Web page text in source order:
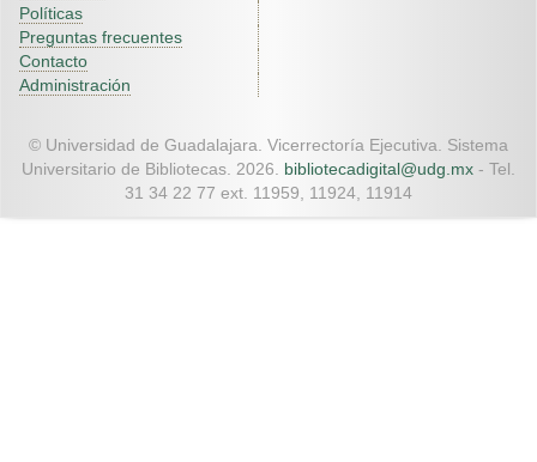
Políticas
Preguntas frecuentes
Contacto
Administración
© Universidad de Guadalajara. Vicerrectoría Ejecutiva. Sistema
Universitario de Bibliotecas. 2026. bibliotecadigital@udg.mx - Tel.
31 34 22 77 ext. 11959, 11924, 11914